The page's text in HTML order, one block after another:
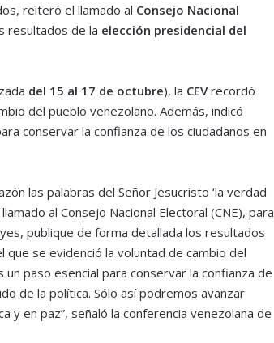
reiteró el llamado al Consejo Nacional
resultados de la elección presidencial del
del 15 al 17 de octubre), la CEVrecordó
del pueblo venezolano. Además, indicó
conservar la confianza de los ciudadanos en
las palabras del Señor Jesucristo ‘la verdad
al Consejo Nacional Electoral (CNE), para
publique de forma detallada los resultados
se evidenció la voluntad de cambio del
paso esencial para conservar la confianza de
de la política. Sólo así podremos avanzar
y en paz”, señaló la conferencia venezolana de